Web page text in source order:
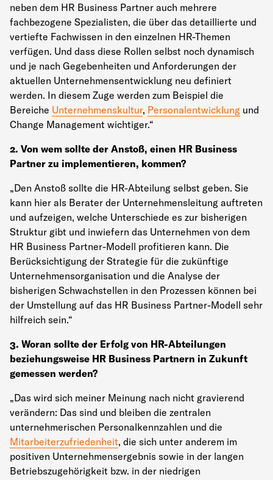
neben dem HR Business Partner auch mehrere
fachbezogene Spezialisten, die über das detaillierte und
vertiefte Fachwissen in den einzelnen HR-Themen
verfügen. Und dass diese Rollen selbst noch dynamisch
und je nach Gegebenheiten und Anforderungen der
aktuellen Unternehmensentwicklung neu definiert
werden. In diesem Zuge werden zum Beispiel die
Bereiche Unternehmenskultur, Personalentwicklung und
Change Management wichtiger.“
2. Von wem sollte der Anstoß, einen HR Business
Partner zu implementieren, kommen?
„Den Anstoß sollte die HR-Abteilung selbst geben. Sie
kann hier als Berater der Unternehmensleitung auftreten
und aufzeigen, welche Unterschiede es zur bisherigen
Struktur gibt und inwiefern das Unternehmen von dem
HR Business Partner-Modell profitieren kann. Die
Berücksichtigung der Strategie für die zukünftige
Unternehmensorganisation und die Analyse der
bisherigen Schwachstellen in den Prozessen können bei
der Umstellung auf das HR Business Partner-Modell sehr
hilfreich sein.“
3. Woran sollte der Erfolg von HR-Abteilungen
beziehungsweise HR Business Partnern in Zukunft
gemessen werden?
„Das wird sich meiner Meinung nach nicht gravierend
verändern: Das sind und bleiben die zentralen
unternehmerischen Personalkennzahlen und die
Mitarbeiterzufriedenheit, die sich unter anderem im
positiven Unternehmensergebnis sowie in der langen
Betriebszugehörigkeit bzw. in der niedrigen